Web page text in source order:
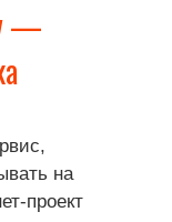
—
на
проект